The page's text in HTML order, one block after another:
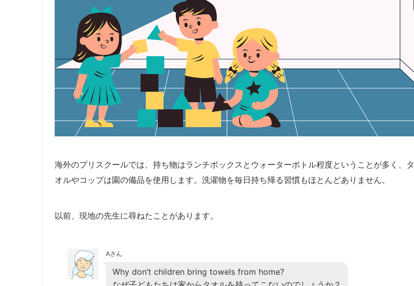
海外のプリスクールでは、持ち物はランチボックスとウォーターボトル程度ということが多く、タ
オルやコップは園の備品を使用します。洗濯物を毎日持ち帰る習慣もほとんどありません。
以前、現地の先生に尋ねたことがあります。
Aさん
Why don’t children bring towels from home?